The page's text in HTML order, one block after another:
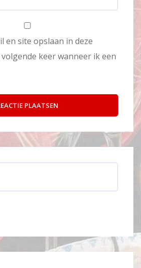
en site opslaan in deze
keer wanneer ik een